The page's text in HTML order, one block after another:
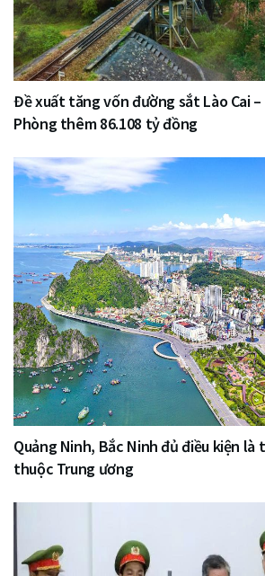
Đề xuất tăng vốn đường sắt Lào Cai –
Phòng thêm 86.108 tỷ đồng
Quảng Ninh, Bắc Ninh đủ điều kiện
thuộc Trung ương